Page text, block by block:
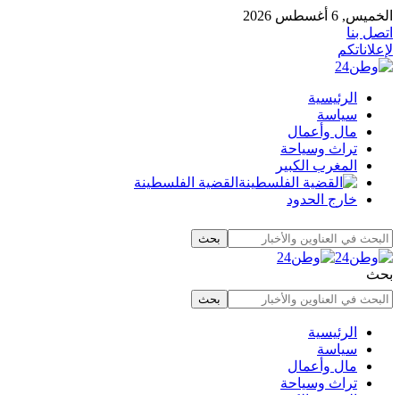
الخميس, 6 أغسطس 2026
اتصل بنا
لإعلاناتكم
الرئيسية
سياسة
مال وأعمال
تراث وسياحة
المغرب الكبير
القضية الفلسطينة
خارج الحدود
بحث
الرئيسية
سياسة
مال وأعمال
تراث وسياحة